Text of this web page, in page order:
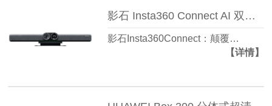
影石 Insta360 Connect AI 双摄视频会议一体机
影石Insta360Connect：颠覆…
【详情】